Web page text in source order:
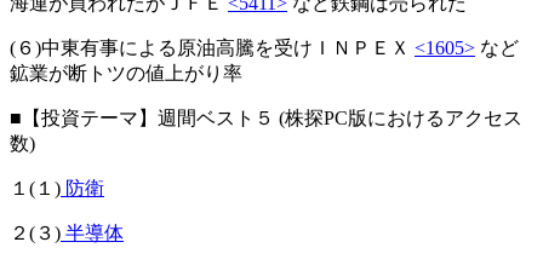
(６)中東有事による原油高騰を受けＩＮＰＥＸ <1605> など
鉱業が断トツの値上がり率
■【投資テーマ】週間ベスト５ (株探PC版におけるアクセス
数)
１(１) 防衛
２(３) 半導体